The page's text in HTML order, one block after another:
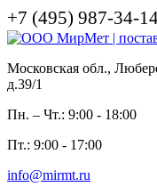
+7 (495) 987-34-
Московская обл.,
д.39/1
Пн. – Чт.: 9:00 - 18:00
Пт.: 9:00 - 17:00
info@mirmt.ru